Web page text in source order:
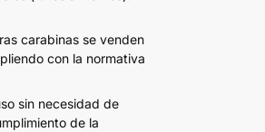
carabinas se venden
con la normativa
sin necesidad de
de la